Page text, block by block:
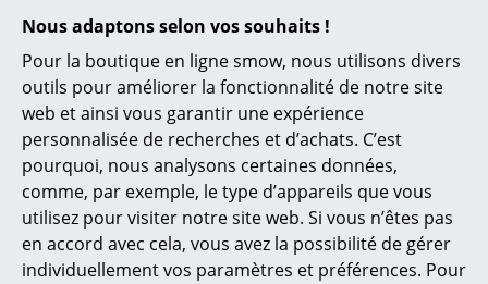
Nous adaptons selon vos souhaits !
Pour la boutique en ligne smow, nous utilisons divers
outils pour améliorer la fonctionnalité de notre site
web et ainsi vous garantir une expérience
personnalisée de recherches et d’achats. C’est
pourquoi, nous analysons certaines données,
comme, par exemple, le type d’appareils que vous
utilisez pour visiter notre site web. Si vous n’êtes pas
en accord avec cela, vous avez la possibilité de gérer
individuellement vos paramètres et préférences. Pour
Lits empilables
Lits enfants
Tables de chevet et Accessoires de lit
... voir tous les lits
Accessoires
Horloges
Mo).
Offres